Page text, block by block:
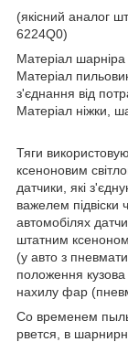
(якісний аналог
6224Q0)
Матеріал шарніра
Матеріал
з'єднання від
Матеріал ніжки,
Тяги
ксеноновим
датчики, які
важелем підвіски
автомобілях
штатним
(у авто з
положення кузова
нахилу фар
Со временем
рвется, в